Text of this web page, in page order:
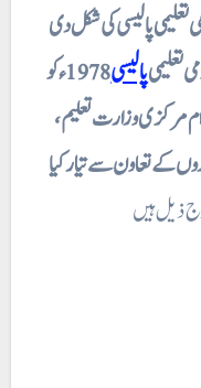
تعلیمی پالیسی کی شکل دی
پالیسی
1978ء کو
مرکزی وزارت تعلیم،
کے تعاون سے تیار کیا
ذیل ہیں